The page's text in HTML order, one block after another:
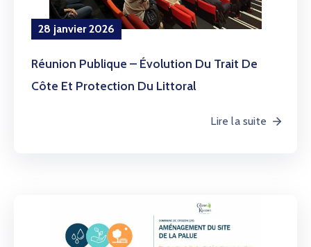
28 janvier 2026
Réunion Publique – Évolution Du Trait De
Côte Et Protection Du Littoral
Lire la suite